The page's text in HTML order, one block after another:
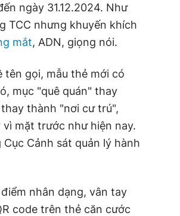
ngày 31.12.2024. Như
TCC nhưng khuyến khích
mắt, ADN, giọng nói.
tên gọi, mẫu thẻ mới có
mục "quê quán" thay
thành "nơi cư trú",
mặt trước như hiện nay.
Cảnh sát quản lý hành
nhân dạng, vân tay
code trên thẻ căn cước